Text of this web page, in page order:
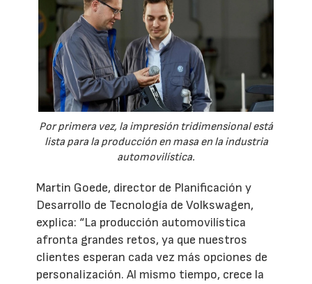
Por primera vez, la impresión tridimensional está
lista para la producción en masa en la industria
automovilística.
Martin Goede, director de Planificación y
Desarrollo de Tecnología de Volkswagen,
explica: “La producción automovilística
afronta grandes retos, ya que nuestros
clientes esperan cada vez más opciones de
personalización. Al mismo tiempo, crece la